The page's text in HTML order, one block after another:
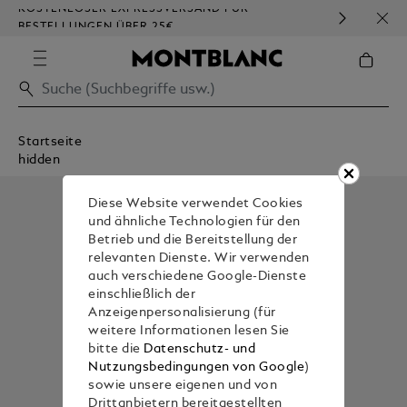
KOSTENLOSER EXPRESSVERSAND FÜR
BESTELLUNGEN ÜBER 25€
Startseite
hidden
Diese Website verwendet Cookies
und ähnliche Technologien für den
Betrieb und die Bereitstellung der
relevanten Dienste. Wir verwenden
auch verschiedene Google-Dienste
einschließlich der
Anzeigenpersonalisierung (für
weitere Informationen lesen Sie
bitte die Datenschutz- und
Nutzungsbedingungen von Google)
sowie unsere eigenen und von
Drittanbietern bereitgestellten